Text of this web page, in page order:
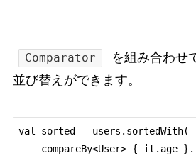
Comparator
を組み合わせ
並び替えができます。
val sorted = users.sortedWith(